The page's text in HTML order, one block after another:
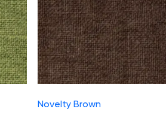
Novelty Brown